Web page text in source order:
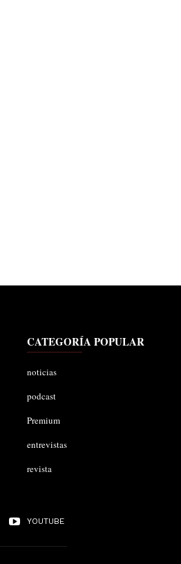
CATEGORÍA POPULAR
noticias
podcast
Premium
entrevistas
revista
YOUTUBE